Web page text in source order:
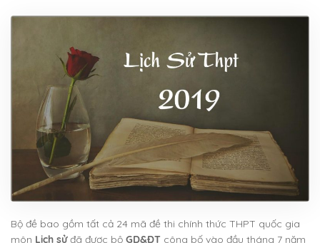
Bộ đề bao gồm tất cả 24 mã đề thi chính thức THPT quốc gia
môn Lịch sửđã được bộ GD&ĐT công bố vào đầu tháng 7 năm